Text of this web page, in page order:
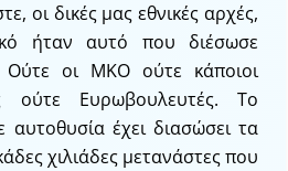
οι δικές μας εθνικές αρχές,
ήταν αυτό που διέσωσε
Ούτε οι ΜΚΟ ούτε κάποιοι
ούτε Ευρωβουλευτές. Το
αυτοθυσία έχει διασώσει τα
χιλιάδες μετανάστες που